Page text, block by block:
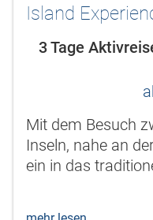
Island
3 Tage
Mit dem Besuch
Inseln, nahe an
ein in das